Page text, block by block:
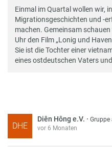
Einmal im Quartal wollen wir,
Migrationsgeschichten und -
machen. Gemeinsam
Uhr den Film „Lonig und
Sie ist die Tochter einer
eines ostdeutschen Vaters
DHE
Diên Hông e.V. ·Gruppe
vor 6 Monaten